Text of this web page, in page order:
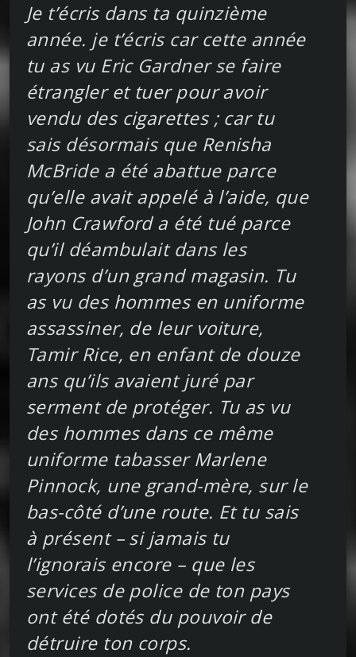
Je t’écris dans ta quinzième
année. je t’écris car cette année
tu as vu Eric Gardner se faire
étrangler et tuer pour avoir
vendu des cigarettes ; car tu
sais désormais que Renisha
McBride a été abattue parce
qu’elle avait appelé à l’aide, que
John Crawford a été tué parce
qu’il déambulait dans les
rayons d’un grand magasin. Tu
as vu des hommes en uniforme
assassiner, de leur voiture,
Tamir Rice, en enfant de douze
ans qu’ils avaient juré par
serment de protéger. Tu as vu
des hommes dans ce même
uniforme tabasser Marlene
Pinnock, une grand-mère, sur le
bas-côté d’une route. Et tu sais
à présent – si jamais tu
l’ignorais encore – que les
services de police de ton pays
ont été dotés du pouvoir de
détruire ton corps.